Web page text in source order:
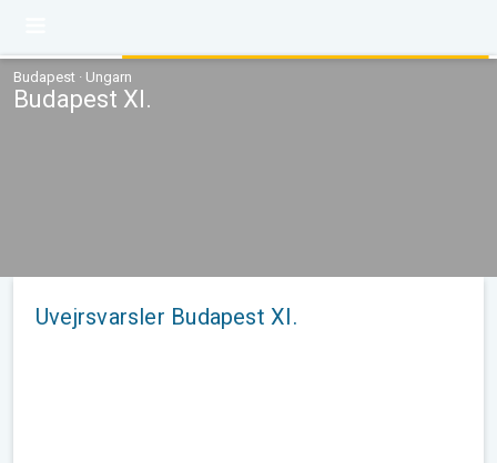
Budapest · Ungarn
Budapest XI.
Uvejrsvarsler Budapest XI.